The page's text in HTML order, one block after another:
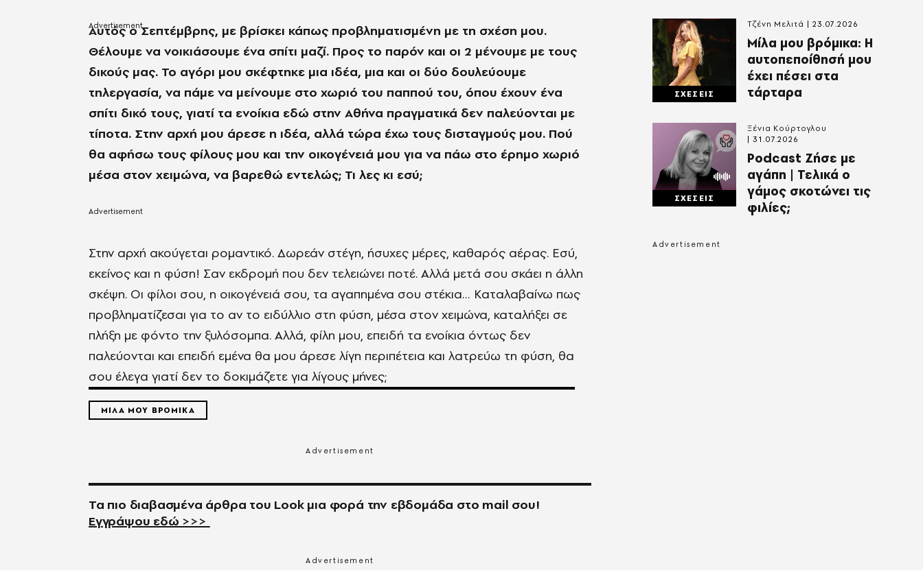
Αυτός ο Σεπτέμβρης, με βρίσκει κάπως προβληματισμένη με τη σχέση μου.
Θέλουμε να νοικιάσουμε ένα σπίτι μαζί. Προς το παρόν και οι 2 μένουμε με τους
δικούς μας. Το αγόρι μου σκέφτηκε μια ιδέα, μια και οι δύο δουλεύουμε
τηλεργασία, να πάμε να μείνουμε στο χωριό του παππού του, όπου έχουν ένα
σπίτι δικό τους, γιατί τα ενοίκια εδώ στην Αθήνα πραγματικά δεν παλεύονται με
τίποτα. Στην αρχή μου άρεσε η ιδέα, αλλά τώρα έχω τους δισταγμούς μου. Πού
θα αφήσω τους φίλους μου και την οικογένειά μου για να πάω στο έρημο χωριό
μέσα στον χειμώνα, να βαρεθώ εντελώς; Τι λες κι εσύ;
Στην αρχή ακούγεται ρομαντικό. Δωρεάν στέγη, ήσυχες μέρες, καθαρός αέρας. Εσύ,
εκείνος και η φύση! Σαν εκδρομή που δεν τελειώνει ποτέ. Αλλά μετά σου σκάει η άλλη
σκέψη. Οι φίλοι σου, η οικογένειά σου, τα αγαπημένα σου στέκια… Καταλαβαίνω πως
προβληματίζεσαι για το αν το ειδύλλιο στη φύση, μέσα στον χειμώνα, καταλήξει σε
πλήξη με φόντο την ξυλόσομπα. Αλλά, φίλη μου, επειδή τα ενοίκια όντως δεν
παλεύονται και επειδή εμένα θα μου άρεσε λίγη περιπέτεια και λατρεύω τη φύση, θα
σου έλεγα γιατί δεν το δοκιμάζετε για λίγους μήνες;
ΜΙΛΑ ΜΟΥ ΒΡΟΜΙΚΑ
Τα πιο διαβασμένα άρθρα του Look μια φορά την εβδομάδα στο mail σου!
Εγγράψου εδώ >>>
ΣΧΕΣΕΙΣ
Μίλα μου βρόμικα: Η
αυτοπεποίθησή μου
έχει πέσει στα
τάρταρα
Τζένη Μελιτά 23.07.2026
ΣΧΕΣΕΙΣ
Podcast Ζήσε με
αγάπη | Τελικά ο
γάμος σκοτώνει τις
φιλίες;
Ξένια Κούρτογλου
31.07.2026